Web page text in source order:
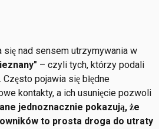
nad sensem utrzymywania w
– czyli tych, którzy podali
pojawia się błędne
kontakty, a ich usunięcie pozwoli
jednoznacznie pokazują, że
to prosta droga do utraty